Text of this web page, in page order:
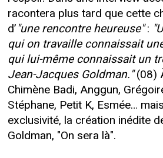
racontera plus tard que cette
d’"une rencontre heureuse":
qui on travaille connaissait
qui lui-même connaissait un
Jean-Jacques Goldman."(08)
Chimène Badi, Anggun,
Stéphane, Petit K, Esmée…
exclusivité, la création inédite
Goldman, "On sera là".